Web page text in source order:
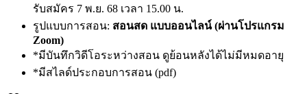
รับสมัคร 7 พ.ย. 68 เวลา 15.00 น.
รูปแบบการสอน: สอนสด แบบออนไลน์ (ผ่านโปรแกรม
Zoom)
*มีบันทึกวิดีโอระหว่างสอน ดูย้อนหลังได้ไม่มีหมดอายุ
*มีสไลด์ประกอบการสอน (pdf)